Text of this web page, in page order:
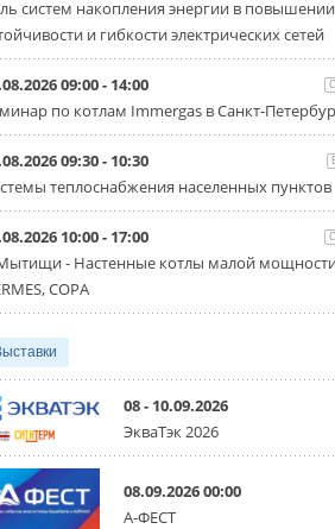
итоги конкурса
проектов «ТИМ-лидеры
Новый сезон конкурса «ТИМ-
стартует уже в сентябре 2026
3 АВГУСТА 2026
«Русклимат» укрепляет
партнёрство за Уралом
Президент Омского землячества
Москве Михаил Тимошенко
Омск с трёхдневным рабочим
31 ИЮЛЯ 2026
Carrier модернизирует
19XR
Mitsubishi расширяет
направление систем
охлаждения для ЦОД
компанию MEHITS US Inc. ...
31 ИЮЛЯ 2026
систем накопления энергии в повышении
и гибкости электрических сетей
09:00 - 14:00
по котлам Immergas в Санкт-
09:30 - 10:30
теплоснабжения населенных пунктов
10:00 - 17:00
- Настенные котлы малой
COPA
08 - 10.09.2026
ЭкваТэк 2026
08.09.2026 00:00
А-ФЕСТ